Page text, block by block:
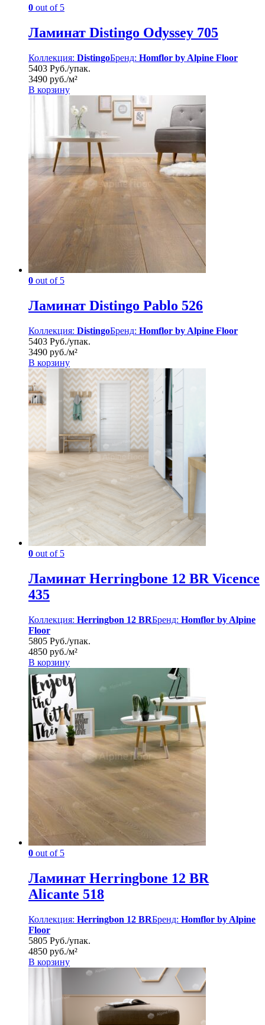
0 out of 5
Ламинат Distingo Odyssey 705
Коллекция: DistingoБренд: Homflor by Alpine Floor
5403 Руб./упак.
3490 руб./м²
В корзину
0 out of 5
Ламинат Distingo Pablo 526
Коллекция: DistingoБренд: Homflor by Alpine Floor
5403 Руб./упак.
3490 руб./м²
В корзину
0 out of 5
Ламинат Herringbone 12 BR Vicence
435
Коллекция: Herringbon 12 BRБренд: Homflor by Alpine
Floor
5805 Руб./упак.
4850 руб./м²
В корзину
0 out of 5
Ламинат Herringbone 12 BR
Alicante 518
Коллекция: Herringbon 12 BRБренд: Homflor by Alpine
Floor
5805 Руб./упак.
4850 руб./м²
В корзину